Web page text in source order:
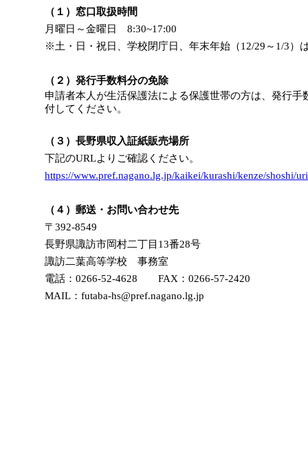
（１）窓口取扱時間
月曜日～金曜日 8:30~17:00
※土・日・祝日、学校閉庁日、年末年始（12/29～1/3）
（２）発行手数料分の免除
申請者本人が生活保護法による保護世帯の方は、発行
付してください。
（３）長野県収入証紙販売場所
下記のURLよりご確認ください。
https://www.pref.nagano.lg.jp/kaikei/kurashi/kenze/shoshi/
（４）郵送・お問い合わせ先
〒392-8549
長野県諏訪市岡村二丁目13番28号
諏訪二葉高等学校 事務室
電話：0266-52-4628 FAX：0266-57-2420
MAIL：futaba-hs@pref.nagano.lg.jp